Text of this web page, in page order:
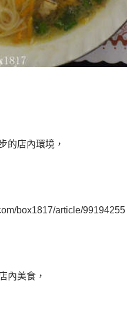
的店內環境，
box1817/article/99194255
內美食，